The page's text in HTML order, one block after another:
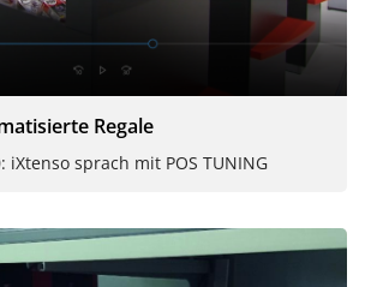
Regale
iXtenso sprach mit POS TUNING